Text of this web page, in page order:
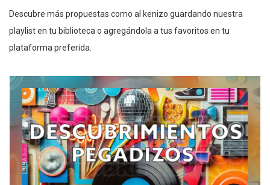
Descubre más propuestas como al kenizo guardando nuestra
playlist en tu biblioteca o agregándola a tus favoritos en tu
plataforma preferida.